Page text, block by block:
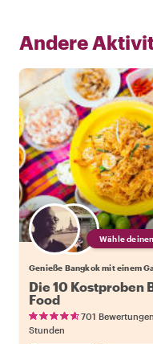
Andere
Wähle
Genieße Bangkok mit einem
Die 10 Kostproben
Food
701 Bewertungen
Stunden